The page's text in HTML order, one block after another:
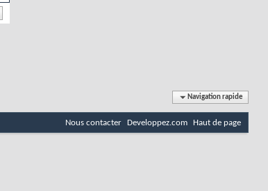
Navigation rapide
Nous contacter Developpez.com Haut de page